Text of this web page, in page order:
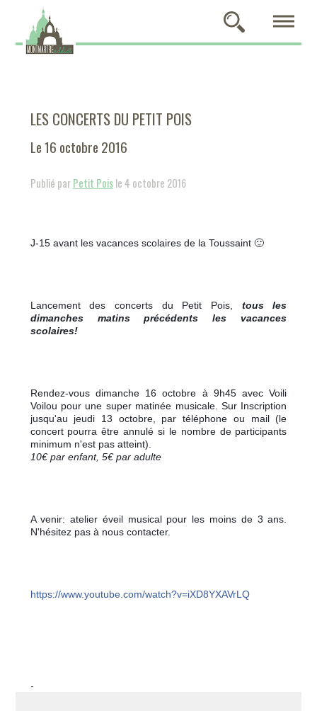
LES CONCERTS DU PETIT POIS
Le 16 octobre 2016
Publié parPetit Poisle 4 octobre 2016
J-15 avant les vacances scolaires de la Toussaint 🙂
Lancement des concerts du Petit Pois,
tous les
dimanches matins précédents les vacances
scolaires!
Rendez-vous dimanche 16 octobre à 9h45 avec Voili
Voilou pour une super matinée musicale. Sur Inscription
jusqu'au jeudi 13 octobre, par téléphone ou mail (le
concert pourra être annulé si le nombre de participants
minimum n'est pas atteint).
10€ par enfant, 5€ par adulte
A venir: atelier éveil musical pour les moins de 3 ans.
N'hésitez pas à nous contacter.
https://www.youtube.com/watch?v=iXD8YXAVrLQ
-